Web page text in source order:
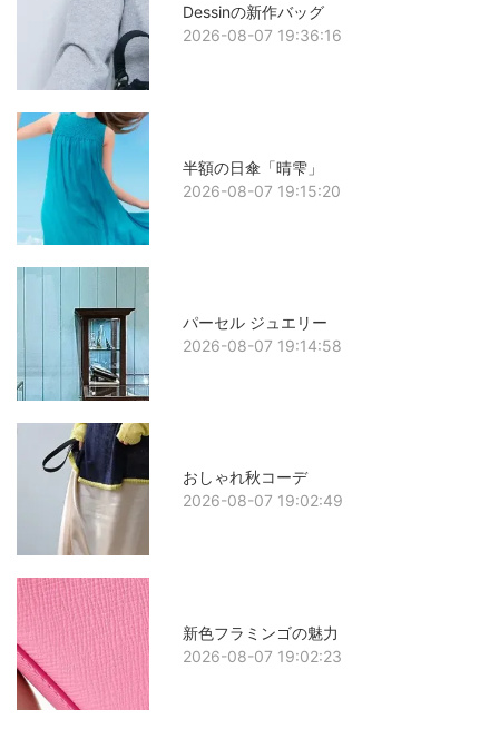
Dessinの新作バッグ
2026-08-07 19:36:16
半額の日傘「晴雫」
2026-08-07 19:15:20
パーセル ジュエリー
2026-08-07 19:14:58
おしゃれ秋コーデ
2026-08-07 19:02:49
新色フラミンゴの魅力
2026-08-07 19:02:23